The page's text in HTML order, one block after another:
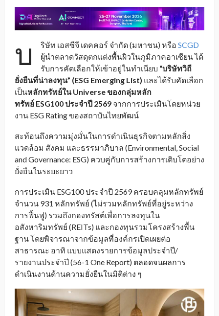
บ ริษัท เอสซีจี เดคคอร์ จำกัด (มหาชน) หรือ SCGD
ผู้นำตลาดวัสดุตกแต่งพื้นผิวในภูมิภาคอาเซียน ได้
รับการคัดเลือกให้เข้าอยู่ในทำเนียบ “บริษัทวิถี
ยั่งยืนที่น่าลงทุน” (ESG Emerging List) และได้รับคัดเลือก
เป็นหลักทรัพย์ใน Universeของกลุ่มหลัก
ทรัพย์ ESG100 ประจำปี 2569 จากการประเมินโดยหน่วย
งาน ESG Rating ของสถาบันไทยพัฒน์
สะท้อนถึงความมุ่งมั่นในการดำเนินธุรกิจตามหลักสิ่ง
แวดล้อม สังคม และธรรมาภิบาล (Environmental, Social
and Governance: ESG) ควบคู่กับการสร้างการเติบโตอย่าง
ยั่งยืนในระยะยาว
การประเมิน ESG100 ประจำปี 2569 ครอบคลุมหลักทรัพย์
จำนวน 931 หลักทรัพย์ (ไม่รวมหลักทรัพย์ที่อยู่ระหว่าง
การฟื้นฟู) รวมถึงกองทรัสต์เพื่อการลงทุนใน
อสังหาริมทรัพย์ (REITs) และกองทุนรวมโครงสร้างพื้น
ฐาน โดยพิจารณาจากข้อมูลที่องค์กรเปิดเผยต่อ
สาธารณะ อาทิ แบบแสดงรายการข้อมูลประจำปี/
รายงานประจำปี (56-1 One Report) ตลอดจนผลการ
ดำเนินงานด้านความยั่งยืนในมิติต่าง ๆ